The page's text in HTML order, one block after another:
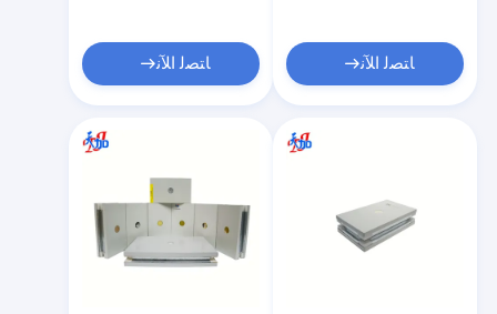
ﺎﺘﺼﻟ ﺍﻶﻧ ﺎﺘﺼﻟ ﺍﻶﻧ